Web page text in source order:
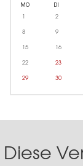
MO DI
1 2
8 9
15 16
22 23
29 30
Diese